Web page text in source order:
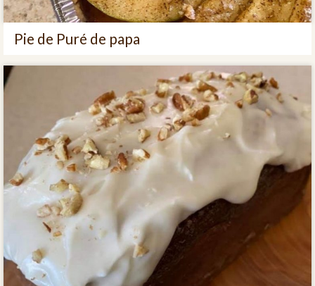
Pie de Puré de papa